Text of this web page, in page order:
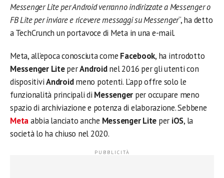
Messenger Lite per Android verranno indirizzate a Messenger o
FB Lite per inviare e ricevere messaggi su Messenger“, ha detto
a TechCrunch un portavoce di Meta in una e-mail.
Meta, all’epoca conosciuta come Facebook, ha introdotto
Messenger LiteperAndroidnel 2016 per gli utenti con
dispositiviAndroidmeno potenti. L’app offre solo le
funzionalità principali di Messenger per occupare meno
spazio di archiviazione e potenza di elaborazione. Sebbene
Metaabbia lanciato anche Messenger Lite per iOS, la
società lo ha chiuso nel 2020.